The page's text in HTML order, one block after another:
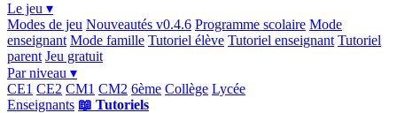
Le jeu ▾
Modes de jeu Nouveautés v0.4.6 Programme scolaire Mode
enseignant Mode famille Tutoriel élève Tutoriel enseignant Tutoriel
parent Jeu gratuit
Par niveau ▾
CE1 CE2 CM1 CM2 6ème Collège Lycée
Enseignants 📖 Tutoriels